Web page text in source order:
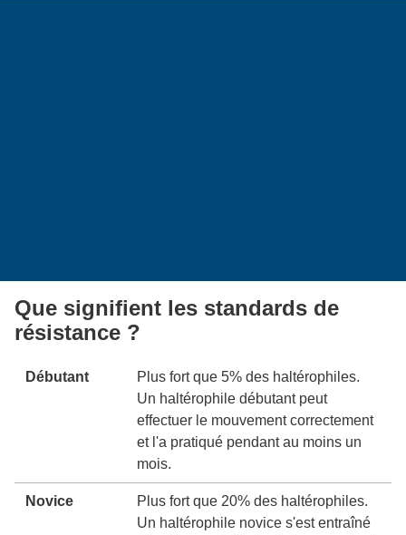
Que signifient les standards de
résistance ?
Débutant
Plus fort que 5% des haltérophiles.
Un haltérophile débutant peut
effectuer le mouvement correctement
et l'a pratiqué pendant au moins un
mois.
Novice
Plus fort que 20% des haltérophiles.
Un haltérophile novice s'est entraîné